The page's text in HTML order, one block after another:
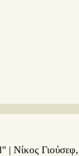
Νίκος Γιούσεφ,